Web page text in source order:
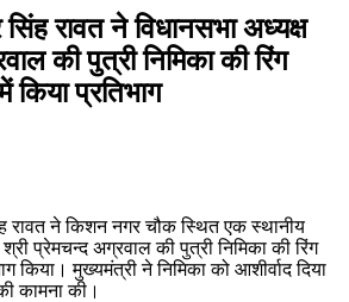
रावत ने विधानसभा अध्यक्ष
की पुत्री निमिका की रिंग
किया प्रतिभाग
रावत ने किशन नगर चौक स्थित एक स्थानीय
प्रेमचन्द अग्रवाल की पुत्री निमिका की रिंग
किया। मुख्यमंत्री ने निमिका को आशीर्वाद दिया
कामना की।